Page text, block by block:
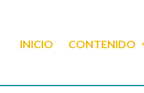
INICIO CONTENIDO